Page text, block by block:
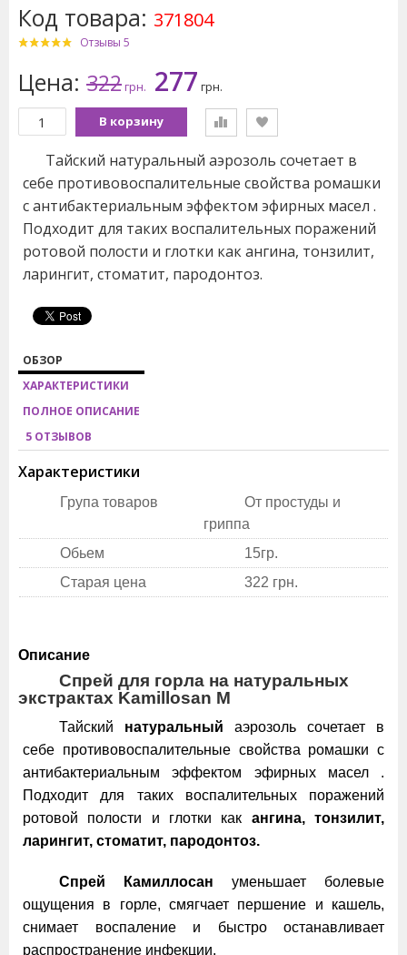
Код товара: 371804
Отзывы 5
Цена: 322грн. 277 грн.
В корзину
Тайский натуральный аэрозоль сочетает в
себе противовоспалительные свойства ромашки
с антибактериальным эффектом эфирных масел .
Подходит для таких воспалительных поражений
ротовой полости и глотки как ангина, тонзилит,
ларингит, стоматит, пародонтоз.
ОБЗОР
ХАРАКТЕРИСТИКИ
ПОЛНОЕ ОПИСАНИЕ
5 ОТЗЫВОВ
Характеристики
Група товаров
От простуды и
гриппа
Обьем
15гр.
Старая цена
322 грн.
Описание
Спрей для горла на натуральных
экстрактах Kamillosan M
Тайский натуральный аэрозоль сочетает в
себе противовоспалительные свойства ромашки с
антибактериальным эффектом эфирных масел .
Подходит для таких воспалительных поражений
ротовой полости и глотки как ангина, тонзилит,
ларингит, стоматит, пародонтоз.
Спрей Камиллосан уменьшает болевые
ощущения в горле, смягчает першение и кашель,
снимает воспаление и быстро останавливает
распространение инфекции.